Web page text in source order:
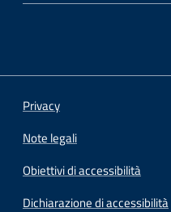
Privacy
Note legali
Obiettivi di accessibilità
Dichiarazione di accessibilità